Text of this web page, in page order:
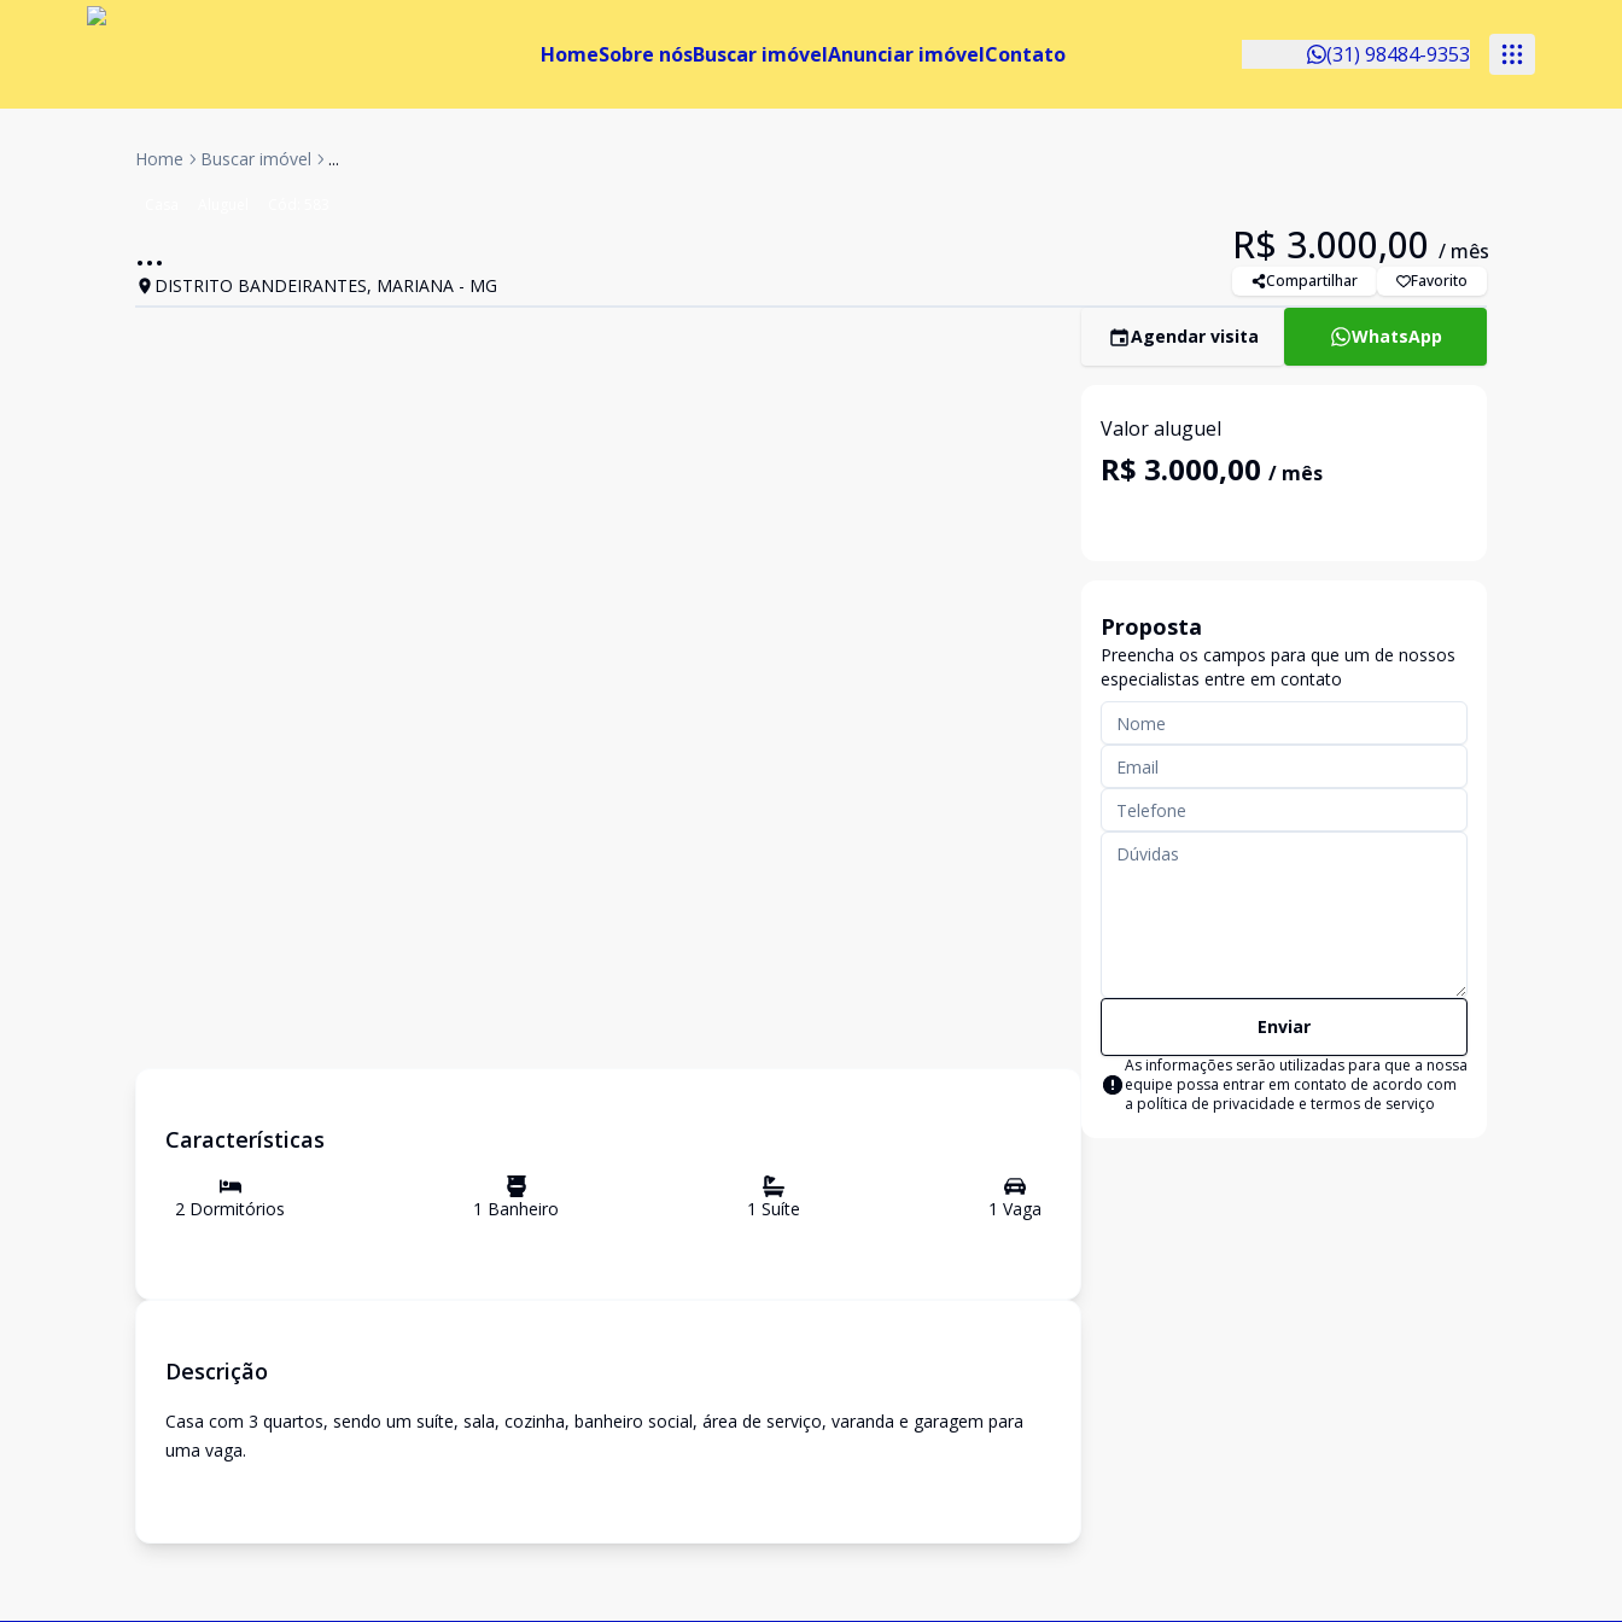
HomeSobre nósBuscar imóvelAnunciar imóvelContato (31) 98484-9353
Home Buscar imóvel ...
...
DISTRITO BANDEIRANTES, MARIANA - MG
R$ 3.000,00 / mês
Compartilhar Favorito
Características
2 Dormitórios 1 Banheiro 1 Suíte 1 Vaga
Descrição
Casa com 3 quartos, sendo um suíte, sala, cozinha, banheiro social, área de serviço, varanda e garagem para
uma vaga.
Agendar visita WhatsApp
Valor aluguel
R$ 3.000,00 / mês
Proposta
Preencha os campos para que um de nossos
especialistas entre em contato
Enviar
As informações serão utilizadas para que a nossa
equipe possa entrar em contato de acordo com
a política de privacidade e termos de serviço